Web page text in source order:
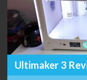
Ultimaker 3